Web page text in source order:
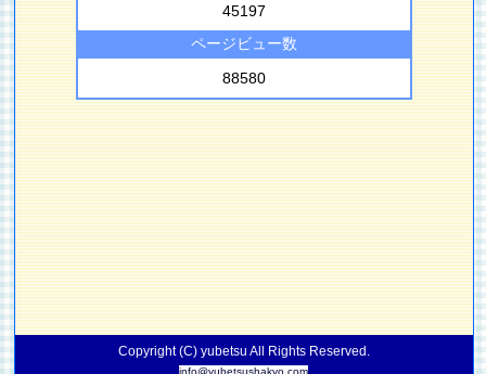
45197
ページビュー数
88580
Copyright (C) yubetsu All Rights Reserved.
info@yubetsushakyo.com